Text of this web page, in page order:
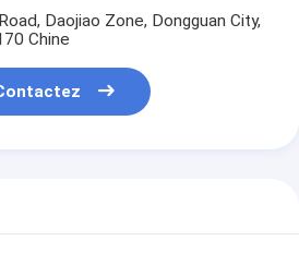
Daojiao Zone, Dongguan City,
Chine